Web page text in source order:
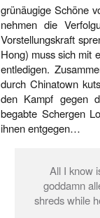
grünäugige Schöne
nehmen die
Vorstellungskraft
Hong) muss sich mit
entledigen.
durch Chinatown
den Kampf gegen
begabte Schergen
ihnen entgegen…
All I know
goddamn
shreds while